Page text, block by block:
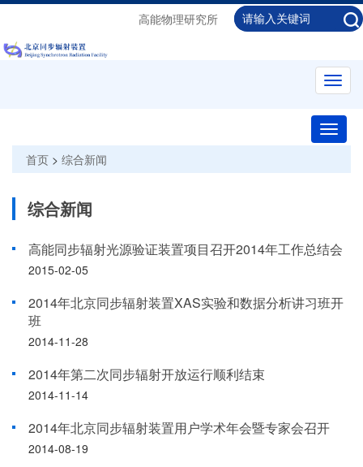
高能物理研究所
Toggle
首页 > 综合新闻
综合新闻
高能同步辐射光源验证装置项目召开2014年工作总结会
2015-02-05
2014年北京同步辐射装置XAS实验和数据分析讲习班开
班
2014-11-28
2014年第二次同步辐射开放运行顺利结束
2014-11-14
2014年北京同步辐射装置用户学术年会暨专家会召开
2014-08-19